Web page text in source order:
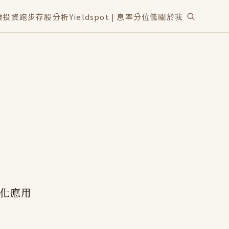
投資跑步存股分析Yieldspot | 息率分位儀關於我
應用